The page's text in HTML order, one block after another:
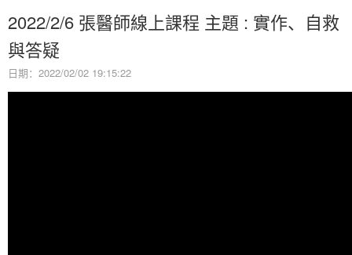
2022/2/6 張醫師線上課程 主題 : 實作、自救
與答疑
日期：2022/02/02 19:15:22